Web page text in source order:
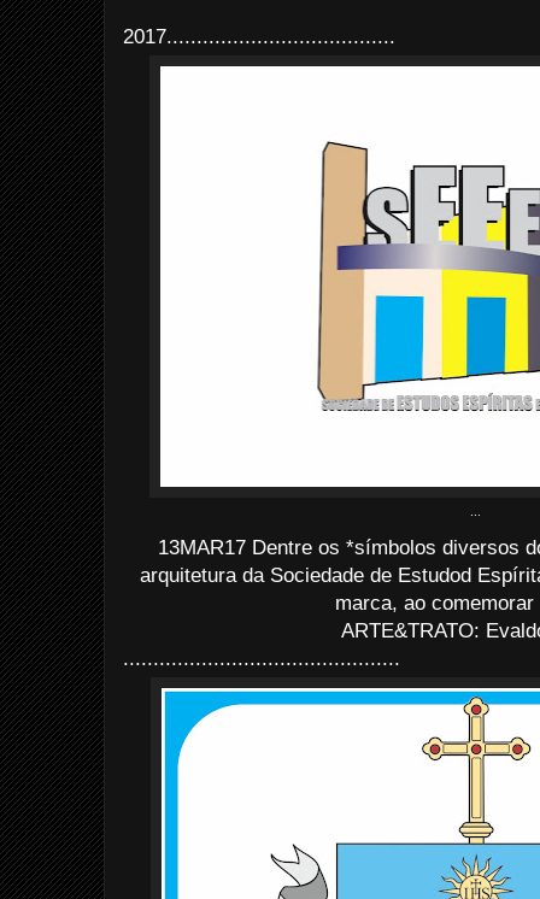
2017......................................
13MAR17 Dentre os *símbolos diversos
arquitetura da Sociedade de Estudod
marca, ao comemorar
ARTE&TRATO:
..............................................